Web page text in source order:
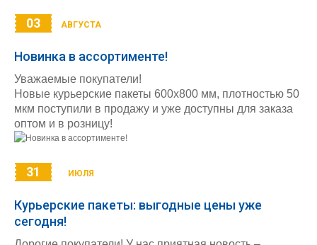
03 АВГУСТА
Новинка в ассортименте!
Уважаемые покупатели!
Новые курьерские пакеты 600х800 мм, плотностью 50
мкм поступили в продажу и уже доступны для заказа
оптом и в розницу!
31 ИЮЛЯ
Курьерские пакеты: выгодные цены уже
сегодня!